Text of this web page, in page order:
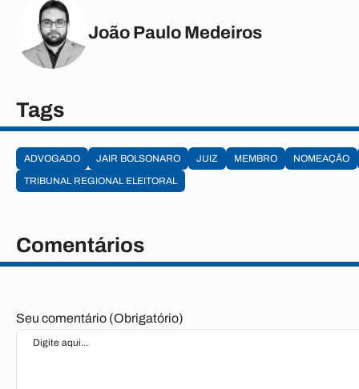
João Paulo Medeiros
Tags
ADVOGADO JAIR BOLSONARO JUIZ MEMBRO
NOMEAÇÃO
TRIBUNAL REGIONAL ELEITORAL
Comentários
Seu comentário (Obrigatório)